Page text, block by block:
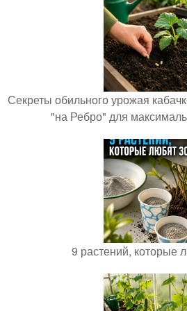
Секреты обильного урожая
"на Ребро" для
9 растений, которые